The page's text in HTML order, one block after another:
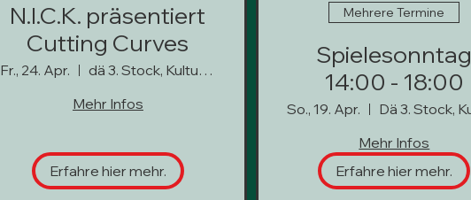
N.I.C.K. präsentiert
Cutting Curves
Fr., 24. Apr.
dä 3. Stock, Kultur hoch 3
Mehr Infos
Erfahre hier mehr.
Mehrere Termine
Spielesonntag
14:00 - 18:00
So., 19. Apr.
Mehr Infos
Erfahre hier mehr.